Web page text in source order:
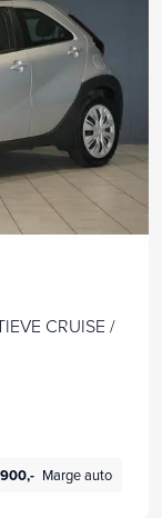
CRUISE /
Marge auto